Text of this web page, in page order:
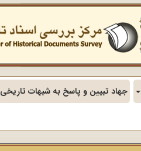
جهاد تبیین و پاسخ به شبهات تاریخی